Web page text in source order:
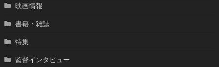
映画情報
書籍・雑誌
特集
監督インタビュー